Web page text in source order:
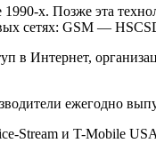
х. Позже эта
сетях: GSM —
Интернет,
ежегодно
Stream и T-Mobile